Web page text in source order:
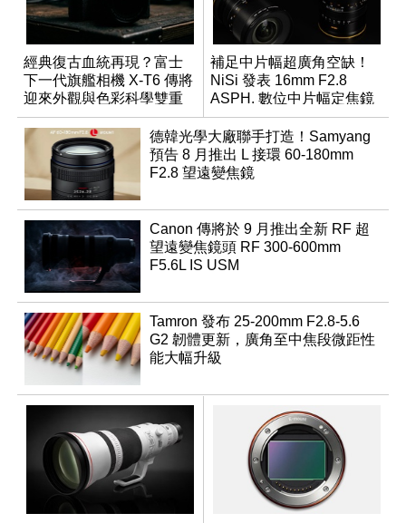
經典復古血統再現？富士
下一代旗艦相機 X-T6 傳將
迎來外觀與色彩科學雙重
優化
補足中片幅超廣角空缺！
NiSi 發表 16mm F2.8
ASPH. 數位中片幅定焦鏡
德韓光學大廠聯手打造！Samyang
預告 8 月推出 L 接環 60-180mm
F2.8 望遠變焦鏡
Canon 傳將於 9 月推出全新 RF 超
望遠變焦鏡頭 RF 300-600mm
F5.6L IS USM
Tamron 發布 25-200mm F2.8-5.6
G2 韌體更新，廣角至中焦段微距性
能大幅升級